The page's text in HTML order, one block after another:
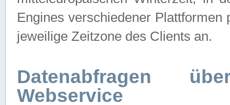
Engines verschiedener
jeweilige Zeitzone des Clients an.
Datenabfragen
Webservice